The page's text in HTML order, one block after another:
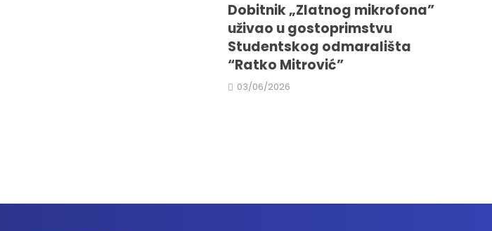
Dobitnik „Zlatnog mikrofona”
uživao u gostoprimstvu
Studentskog odmarališta
“Ratko Mitrović”
03/06/2026